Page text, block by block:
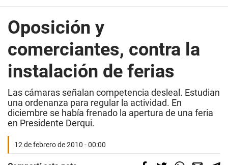
Oposición y
comerciantes, contra la
instalación de ferias
Las cámaras señalan competencia desleal. Estudian
una ordenanza para regular la actividad. En
diciembre se había frenado la apertura de una feria
en Presidente Derqui.
12 de febrero de 2010 - 00:00